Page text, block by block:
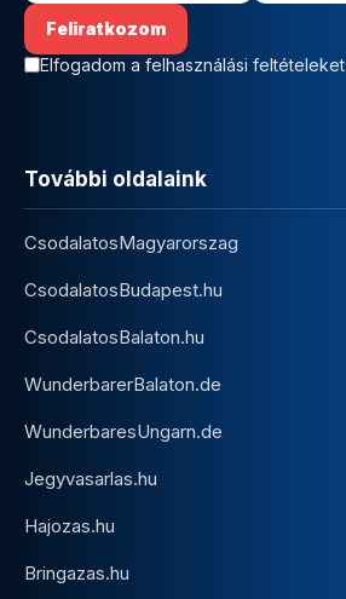
Elfogadom a felhasználási feltételeket
További oldalaink
CsodalatosMagyarorszag
CsodalatosBudapest.hu
CsodalatosBalaton.hu
WunderbarerBalaton.de
WunderbaresUngarn.de
Jegyvasarlas.hu
Hajozas.hu
Bringazas.hu